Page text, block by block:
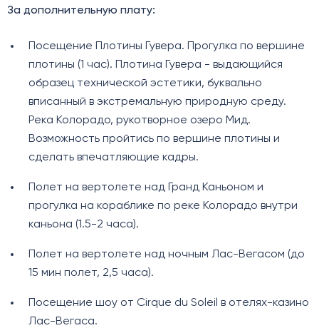
За дополнительную плату:
Посещение Плотины Гувера. Прогулка по вершине
плотины (1 час). Плотина Гувера - выдающийся
образец технической эстетики, буквально
вписанный в экстремальную природную среду.
Река Колорадо, рукотворное озеро Мид.
Возможность пройтись по вершине плотины и
сделать впечатляющие кадры.
Полет на вертолете над Гранд Каньоном и
прогулка на кораблике по реке Колорадо внутри
каньона (1.5-2 часа).
Полет на вертолете над ночным Лас-Вегасом (до
15 мин полет, 2,5 часа).
Посещение шоу от Cirque du Soleil в отелях-казино
Лас-Вегаса.